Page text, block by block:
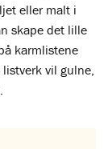
eller malt i
skape det lille
karmlistene
vil gulne,